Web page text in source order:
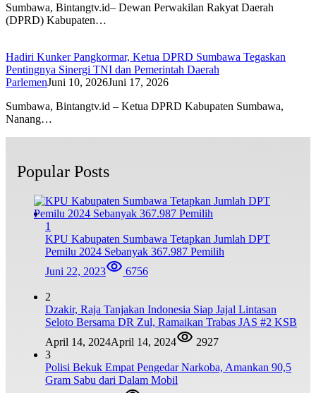
Sumbawa, Bintangtv.id– Dewan Perwakilan Rakyat Daerah
(DPRD) Kabupaten…
Hadiri Kunker Pangkormar, Ketua DPRD Sumbawa Tegaskan
Pentingnya Sinergi TNI dan Pemerintah Daerah
ParlemenJuni 10, 2026Juni 17, 2026
Sumbawa, Bintangtv.id – Ketua DPRD Kabupaten Sumbawa,
Nanang…
Popular Posts
1
KPU Kabupaten Sumbawa Tetapkan Jumlah DPT
Pemilu 2024 Sebanyak 367.987 Pemilih
Juni 22, 2023
6756
2
Dzakir, Raja Tanjakan Indonesia Siap Jajal Lintasan
Seloto Bersama DR Zul, Ramaikan Trabas JAS #2 KSB
April 14, 2024April 14, 2024
2927
3
Polisi Bekuk Empat Pengedar Narkoba, Amankan 90,5
Gram Sabu dari Dalam Mobil